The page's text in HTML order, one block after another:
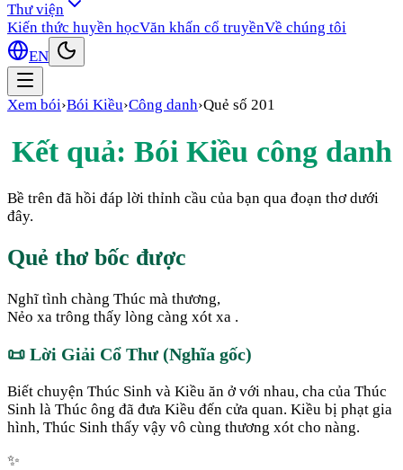
Thư viện
Kiến thức huyền họcVăn khấn cổ truyềnVề chúng tôi
EN
Xem bói›Bói Kiều›Công danh›Quẻ số 201
Kết quả: Bói Kiều công danh
Bề trên đã hồi đáp lời thỉnh cầu của bạn qua đoạn thơ dưới
đây.
Quẻ thơ bốc được
Nghĩ tình chàng Thúc mà thương,
Nẻo xa trông thấy lòng càng xót xa .
📜 Lời Giải Cổ Thư (Nghĩa gốc)
Biết chuyện Thúc Sinh và Kiều ăn ở với nhau, cha của Thúc
Sinh là Thúc ông đã đưa Kiều đến cửa quan. Kiều bị phạt gia
hình, Thúc Sinh thấy vậy vô cùng thương xót cho nàng.
✨